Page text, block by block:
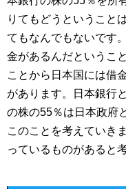
りてもどうということ
てもなんでもないです
金があるんだというこ
ことから日本国には借
があります。日本銀行
の株の55％は日本政府
このことを考えていき
っているものがあると